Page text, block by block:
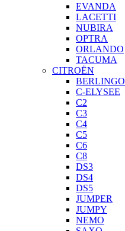
EVANDA
LACETTI
NUBIRA
OPTRA
ORLANDO
TACUMA
CITROËN
BERLINGO
C-ELYSEE
C2
C3
C4
C5
C6
C8
DS3
DS4
DS5
JUMPER
JUMPY
NEMO